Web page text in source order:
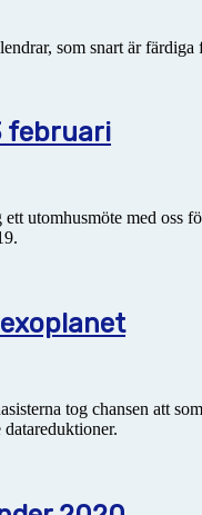
som snart är
februari
utomhusmöte med
tog chansen att